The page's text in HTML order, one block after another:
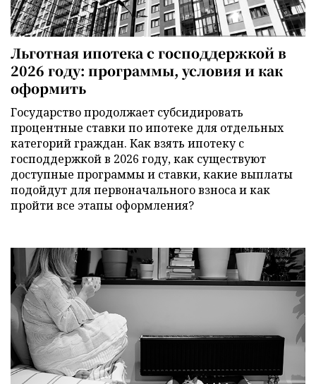
Льготная ипотека с господдержкой в
2026 году: программы, условия и как
оформить
Государство продолжает субсидировать
процентные ставки по ипотеке для отдельных
категорий граждан. Как взять ипотеку с
господдержкой в 2026 году, как существуют
доступные программы и ставки, какие выплаты
подойдут для первоначального взноса и как
пройти все этапы оформления?